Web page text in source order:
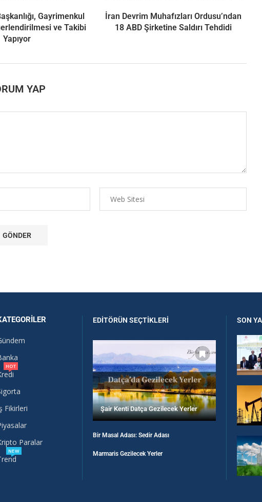
Gayrimenkul
ve Takibi
Yapıyor
İran Devrim Muhafızları Ordusu’ndan
18 ABD Şirketine Saldırı Tehdidi
YAP
HOT
Fikirleri
Paralar
NEW
EDITÖRÜN SEÇTIKLERI
Şair Kenti Datça Gezilecek Yerler
Bir Masal Adası: Sedir Adası
Marmaris Gezilecek Yerler
SON